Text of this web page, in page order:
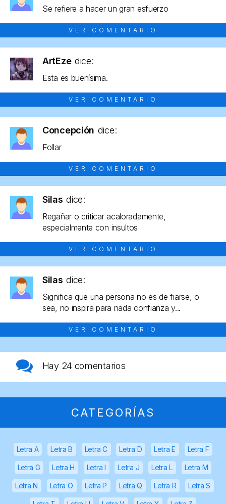
Se refiere a hacer un gran esfuerzo
VER COMENTARIO
ArtEze dice:
Esta es buenísima.
VER COMENTARIO
Concepción dice:
Follar
VER COMENTARIO
Silas dice:
Regañar o criticar acaloradamente,
especialmente con insultos
VER COMENTARIO
Silas dice:
Significa que una persona no es de fiarse, o
sea, no inspira para nada confianza y...
VER COMENTARIO
Hay 24 comentarios
CATEGORÍAS
Letra A Letra B Letra C Letra D Letra E Letra F
Letra G Letra H Letra I Letra J Letra L Letra M
Letra N Letra O Letra P Letra Q Letra R Letra S